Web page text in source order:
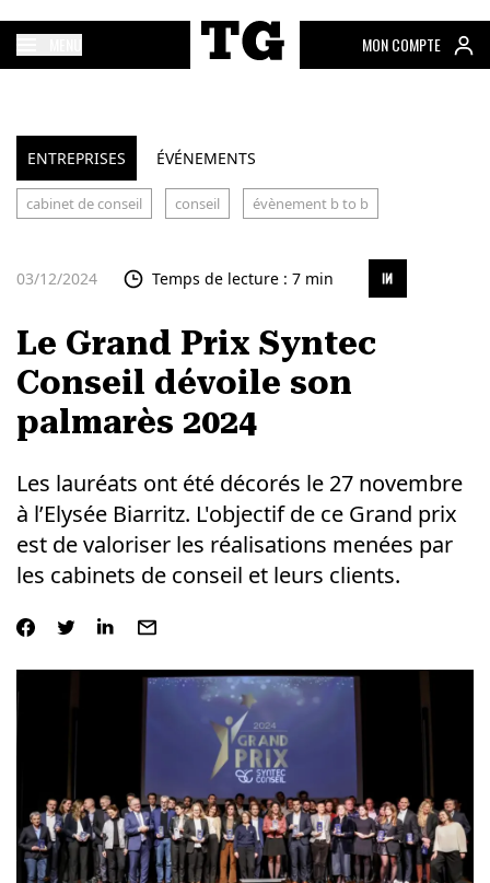
MON COMPTE
ENTREPRISES ÉVÉNEMENTS
cabinet de conseil conseil évènement b to b
03/12/2024 Temps de lecture : 7 min
Le Grand Prix Syntec
Conseil dévoile son
palmarès 2024
Les lauréats ont été décorés le 27 novembre
à l’Elysée Biarritz. L'objectif de ce Grand prix
est de valoriser les réalisations menées par
les cabinets de conseil et leurs clients.